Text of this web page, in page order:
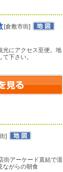
[倉敷市街]
光にアクセス至便。地
下さい。
]
アーケード直結で濡
ながらの朝食